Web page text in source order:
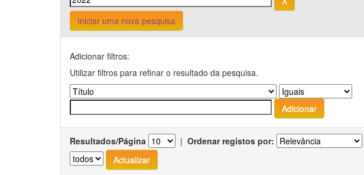
Iniciar uma nova pesquisa
Adicionar filtros:
Utilizar filtros para refinar o resultado da pesquisa.
Resultados/Página | Ordenar registos por: